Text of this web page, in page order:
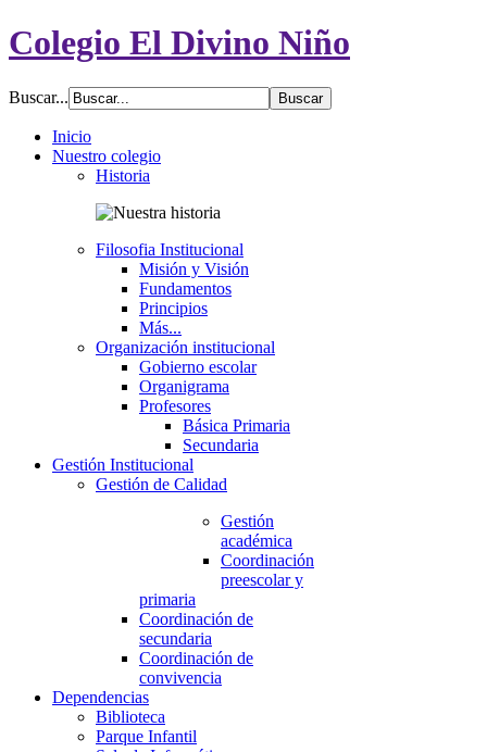
Colegio El Divino Niño
Buscar...
Inicio
Nuestro colegio
Historia
Filosofia Institucional
Misión y Visión
Fundamentos
Principios
Más...
Organización institucional
Gobierno escolar
Organigrama
Profesores
Básica Primaria
Secundaria
Gestión Institucional
Gestión de Calidad
Gestión
académica
Coordinación
preescolar y
primaria
Coordinación de
secundaria
Coordinación de
convivencia
Dependencias
Biblioteca
Parque Infantil